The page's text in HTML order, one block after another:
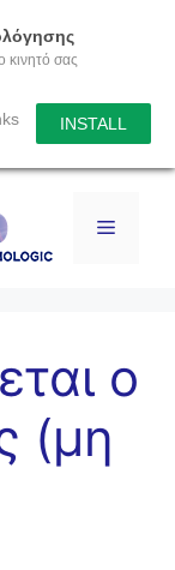
κινητό σας
INSTALL
ο
(μη